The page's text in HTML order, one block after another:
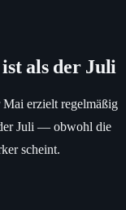
als der Juli
erzielt regelmäßig
Juli — obwohl die
scheint.